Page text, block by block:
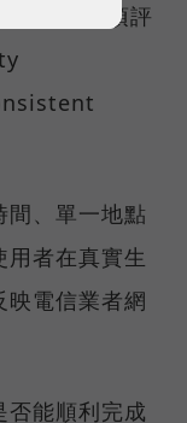
表性的兩項評
、單一地點
者在真實生
電信業者網
否能順利完成